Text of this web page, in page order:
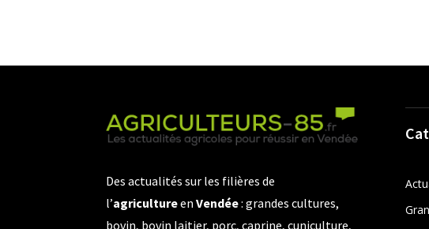
Des actualités sur les filières de
l’agricultureenVendée: grandes cultures,
bovin, bovin laitier, porc, caprine, cuniculture,